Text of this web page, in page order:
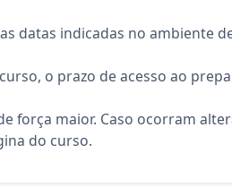
datas indicadas no ambiente
o prazo de acesso ao
maior. Caso ocorram
do curso.